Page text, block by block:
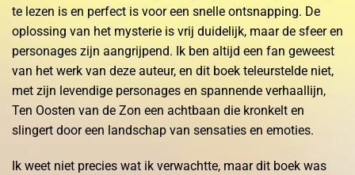
te lezen is en perfect is voor een snelle ontsnapping. De
oplossing van het mysterie is vrij duidelijk, maar de sfeer en
personages zijn aangrijpend. Ik ben altijd een fan geweest
van het werk van deze auteur, en dit boek teleurstelde niet,
met zijn levendige personages en spannende verhaallijn,
Ten Oosten van de Zon een achtbaan die kronkelt en
slingert door een landschap van sensaties en emoties.
Ik weet niet precies wat ik verwachtte, maar dit boek was